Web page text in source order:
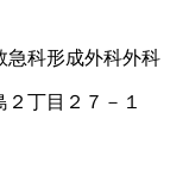
急科形成外科外科
丁目２７－１